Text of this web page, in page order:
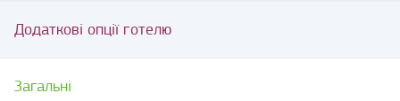
Додаткові опції готелю
Загальні